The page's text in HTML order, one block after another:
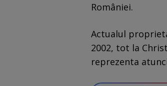
României.
Actualul
2002, tot la
reprezenta